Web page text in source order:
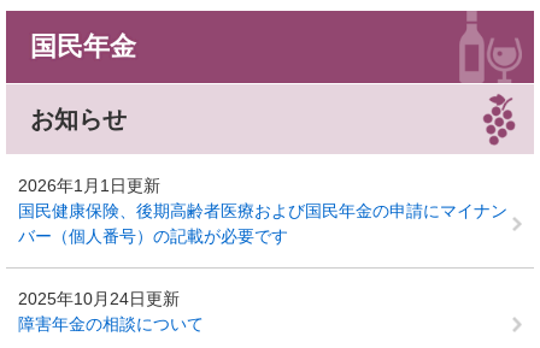
す
し
文
国民年金
お知らせ
2026年1月1日更新
国民健康保険、後期高齢者医療および国民年金の申請にマイナン
バー（個人番号）の記載が必要です
2025年10月24日更新
障害年金の相談について